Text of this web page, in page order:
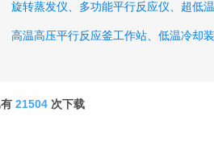
旋转蒸发仪、 多功能平行反应仪、 超低
高温高压平行反应釜工作站、 低温冷却装
21504 次下载